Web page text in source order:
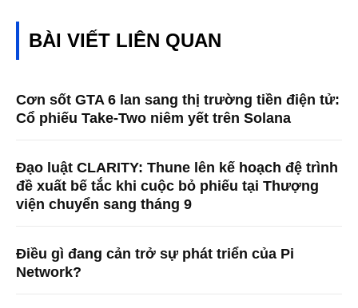
BÀI VIẾT LIÊN QUAN
Cơn sốt GTA 6 lan sang thị trường tiền điện tử:
Cổ phiếu Take-Two niêm yết trên Solana
Đạo luật CLARITY: Thune lên kế hoạch đệ trình
đề xuất bế tắc khi cuộc bỏ phiếu tại Thượng
viện chuyển sang tháng 9
Điều gì đang cản trở sự phát triển của Pi
Network?